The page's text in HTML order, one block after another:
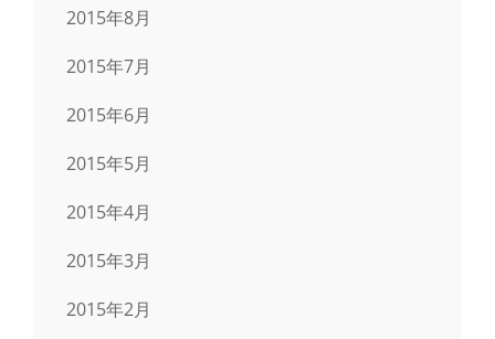
2015年8月
2015年7月
2015年6月
2015年5月
2015年4月
2015年3月
2015年2月